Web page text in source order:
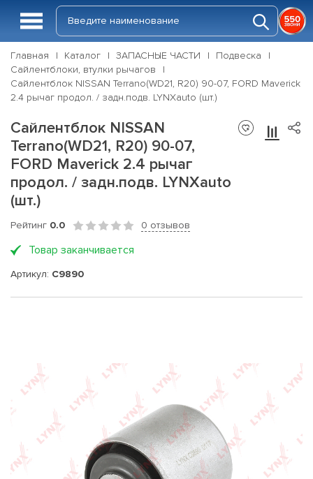
Главная Каталог ЗАПАСНЫЕ ЧАСТИ
Подвеска
Сайлентблоки, втулки рычагов
Сайлентблок NISSAN Terrano(WD21, R20) 90-07, FORD Maverick
2.4 рычаг продол. / задн.подв. LYNXauto (шт.)
Сайлентблок NISSAN
Terrano(WD21, R20) 90-07,
FORD Maverick 2.4 рычаг
продол. / задн.подв. LYNXauto
(шт.)
Рейтинг 0.0 0 отзывов
Товар заканчивается
Артикул: C9890